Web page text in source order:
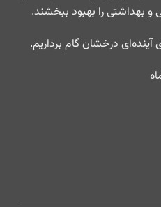
و بهداشتی را بهبود ببخشند.
آینده‌ای درخشان گام برداریم.